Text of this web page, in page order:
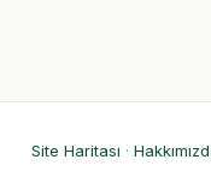
Site Haritası ·